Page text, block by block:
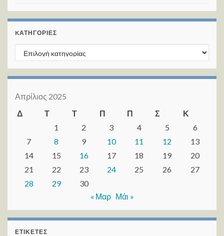
KΑΤΗΓΟΡΊΕΣ
Kατηγορίες
Απρίλιος 2025
Δ
Τ Τ Π Π Σ
Κ
1
2 3 4 5
6
7
8 9 10 11 12
13
14
15 16 17 18 19
20
21
22 23 24 25 26
27
28
29
30
« Μαρ Μάι »
ΕΤΙΚΈΤΕΣ